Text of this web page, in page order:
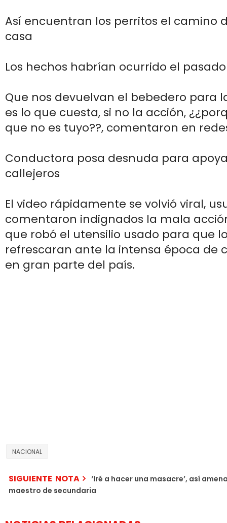
Así encuentran los perritos el camino
casa
Los hechos habrían ocurrido el
Que nos devuelvan el bebedero para
es lo que cuesta, si no la acción,
que no es tuyo??, comentaron en
Conductora posa desnuda para
callejeros
El video rápidamente se volvió viral,
comentaron indignados la mala
que robó el utensilio usado para que
refrescaran ante la intensa época de
en gran parte del país.
NACIONAL
SIGUIENTE NOTA
‘Iré a hacer una masacre’, así
maestro de secundaria